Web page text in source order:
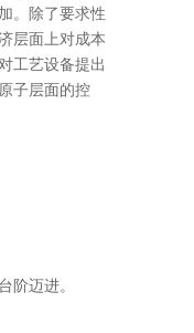
。除了要求性
层面上对成本
工艺设备提出
子层面的控
阶迈进。